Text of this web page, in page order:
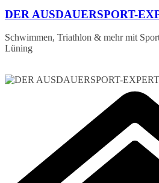
DER AUSDAUERSPORT-
Schwimmen, Triathlon & mehr mit
Lüning